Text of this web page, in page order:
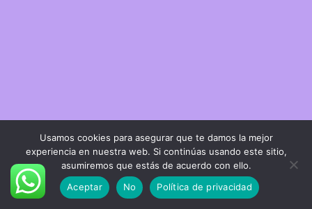
Usamos cookies para asegurar que te damos la mejor
experiencia en nuestra web. Si continúas usando este sitio,
asumiremos que estás de acuerdo con ello.
Aceptar
No Política de privacidad